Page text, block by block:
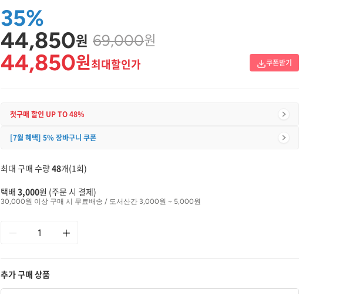
35%
44,850원 69,000원
44,850원최대할인가 쿠폰받기
첫구매 할인 UP TO 48%
[7월 혜택] 5% 장바구니 쿠폰
최대 구매 수량48개(1회)
택배 3,000원 (주문 시 결제)
30,000원 이상 구매 시 무료배송 / 도서산간 3,000원 ~ 5,000원
추가 구매 상품